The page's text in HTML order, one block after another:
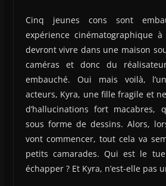
Cinq jeunes cons sont
expérience cinématographique
devront vivre dans une maison
caméras et donc du
embauché. Oui mais voilà,
acteurs, Kyra, une fille fragile et
d’hallucinations fort macabres,
sous forme de dessins. Alors,
vont commencer, tout cela va
petits camarades. Qui est le
échapper ? Et Kyra, n’est-elle pas